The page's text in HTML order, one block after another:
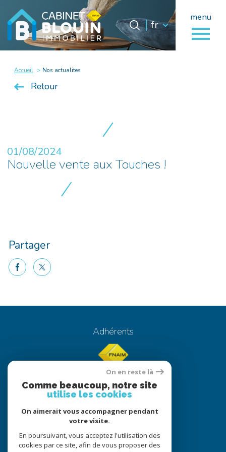
menu
Langue
fr
Accueil 0 Langue
fr
Accueil Nos actualites
Retour
01/08/2024
Nouvelle vente aux Touches !
Partager
facebooktwitter
Adhérents
© 2022
Tous droits réservés
Traduction powered by Google
Nos honoraires
Plan du site
On en reste là
Comme beaucoup, notre site
utilise les cookies
On aimerait vous accompagner pendant
votre visite.
En poursuivant, vous acceptez l'utilisation des
cookies par ce site, afin de vous proposer des